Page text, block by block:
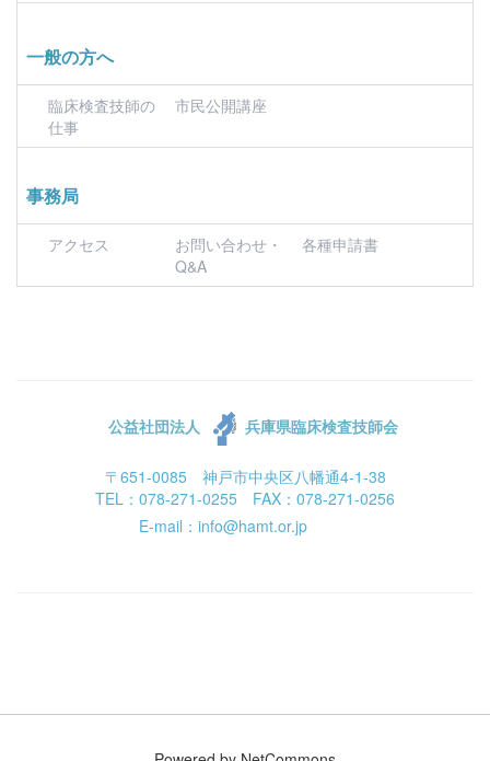
一般の方へ
臨床検査技師の
仕事
市民公開講座
事務局
アクセス
お問い合わせ・
Q&A
各種申請書
公益社団法人 兵庫県臨床検査技師会
〒651-0085 神戸市中央区八幡通4-1-38
TEL：078-271-0255 FAX：078-271-0256
E-mail：info@hamt.or.jp